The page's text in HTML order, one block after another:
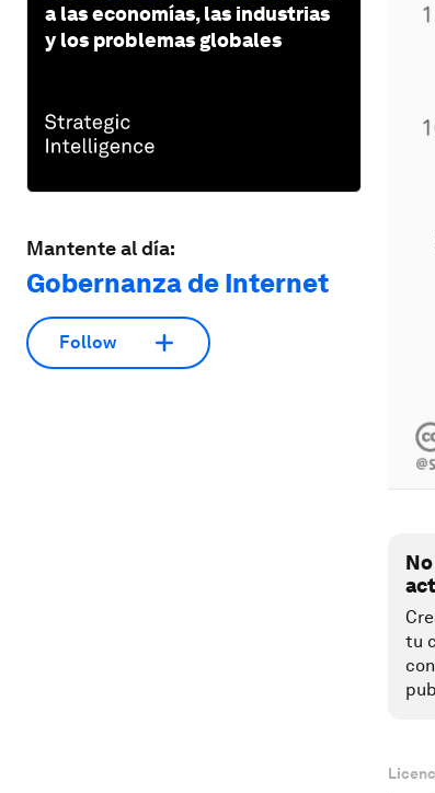
a las economías, las industrias
y los problemas globales
Mantente al día:
Gobernanza de Internet
Follow
tu